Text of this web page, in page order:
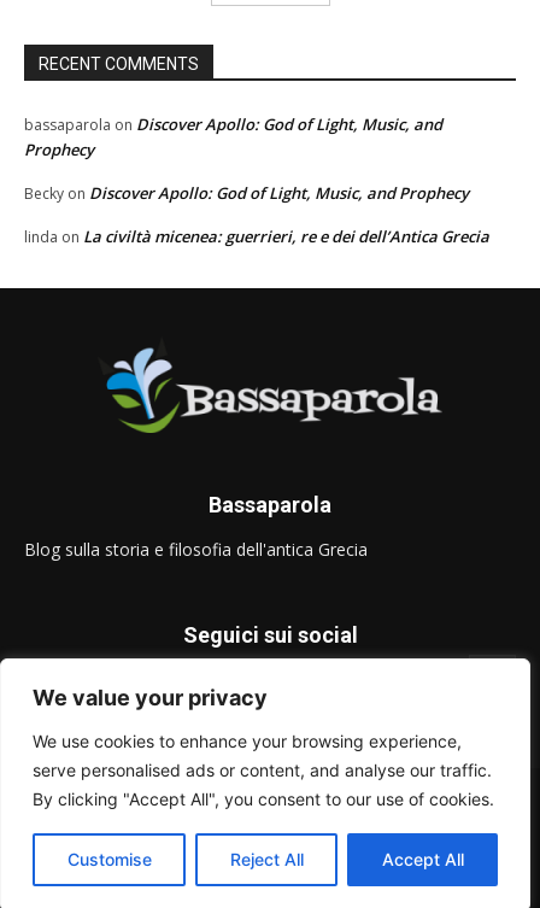
We value your privacy
We use cookies to enhance your browsing experience,
serve personalised ads or content, and analyse our traffic.
By clicking "Accept All", you consent to our use of cookies.
Customise Reject All Accept All
RECENT COMMENTS
bassaparola on Discover Apollo: God of Light, Music, and
Prophecy
Becky on Discover Apollo: God of Light, Music, and Prophecy
linda on La civiltà micenea: guerrieri, re e dei dell’Antica Grecia
Bassaparola
Blog sulla storia e filosofia dell'antica Grecia
Seguici sui social
© Bassaparola.it 2015-2025
Privacy Policy